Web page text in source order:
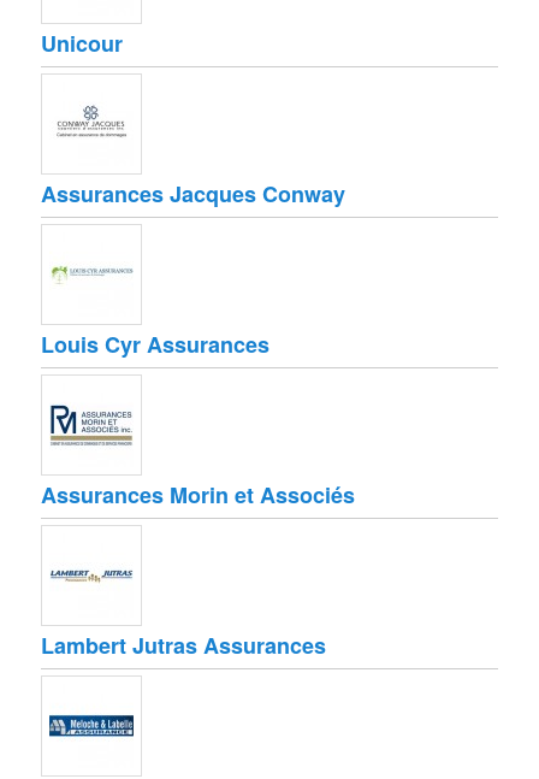
Unicour
Assurances Jacques Conway
Louis Cyr Assurances
Assurances Morin et Associés
Lambert Jutras Assurances